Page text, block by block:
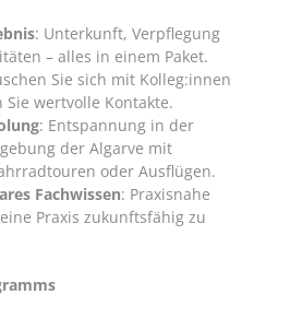
: Unterkunft, Verpflegung
– alles in einem Paket.
Sie sich mit Kolleg:innen
wertvolle Kontakte.
: Entspannung in der
der Algarve mit
oder Ausflügen.
Fachwissen: Praxisnahe
Praxis zukunftsfähig zu